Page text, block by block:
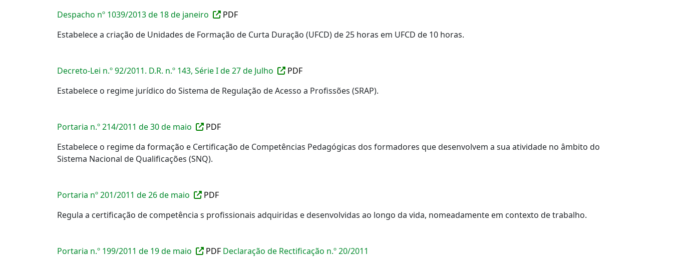
Despacho nº 1039/2013 de 18 de janeiro
PDF
Estabelece a criação de Unidades de Formação de Curta Duração (UFCD) de 25 horas em UFCD de 10 horas.
Decreto-Lei n.º 92/2011. D.R. n.º 143, Série I de 27 de Julho
PDF
Estabelece o regime jurídico do Sistema de Regulação de Acesso a Profissões (SRAP).
Portaria n.º 214/2011 de 30 de maio
PDF
Estabelece o regime da formação e Certificação de Competências Pedagógicas dos formadores que desenvolvem a sua atividade no âmbito do
Sistema Nacional de Qualificações (SNQ).
Portaria nº 201/2011 de 26 de maio
PDF
Regula a certificação de competência s profissionais adquiridas e desenvolvidas ao longo da vida, nomeadamente em contexto de trabalho.
Portaria n.º 199/2011 de 19 de maio PDF Declaração de Rectificação n.º 20/2011